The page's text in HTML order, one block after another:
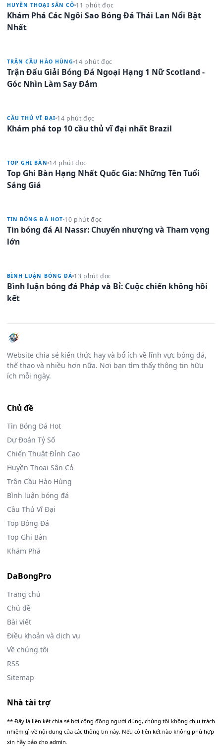
HUYỀN THOẠI SÂN CỎ 11 phút đọc
Khám Phá Các Ngôi Sao Bóng Đá Thái Lan Nổi Bật
Nhất
TRẬN CẦU HÀO HÙNG 14 phút đọc
Trận Đấu Giải Bóng Đá Ngoại Hạng 1 Nữ Scotland -
Góc Nhìn Làm Say Đắm
CẦU THỦ VĨ ĐẠI 14 phút đọc
Khám phá top 10 cầu thủ vĩ đại nhất Brazil
TOP GHI BÀN 14 phút đọc
Top Ghi Bàn Hạng Nhất Quốc Gia: Những Tên Tuổi
Sáng Giá
TIN BÓNG ĐÁ HOT 10 phút đọc
Tin bóng đá Al Nassr: Chuyển nhượng và Tham vọng
lớn
BÌNH LUẬN BÓNG ĐÁ 13 phút đọc
Bình luận bóng đá Pháp và Bỉ: Cuộc chiến không hồi
kết
Website chia sẻ kiến thức hay và bổ ích về lĩnh vực bóng đá,
thế thao và nhiều hơn nữa. Nơi bạn tìm thấy thông tin hữu
ích mỗi ngày.
Chủ đề
Tin Bóng Đá Hot
Dự Đoán Tỷ Số
Chiến Thuật Đỉnh Cao
Huyền Thoại Sân Cỏ
Trận Cầu Hào Hùng
Bình luận bóng đá
Cầu Thủ Vĩ Đại
Top Bóng Đá
Top Ghi Bàn
Khám Phá
DaBongPro
Trang chủ
Chủ đề
Bài viết
Điều khoản và dịch vụ
Về chúng tôi
RSS
Sitemap
Nhà tài trợ
** Đây là liên kết chia sẻ bới cộng đồng người dùng, chúng tôi không chịu trách
nhiệm gì về nội dung của các thông tin này. Nếu có liên kết nào không phù hợp
xin hãy báo cho admin.